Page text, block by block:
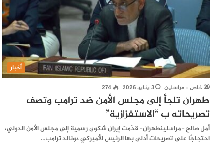
أخبار
خاص - مراسلين 3 يناير، 2026 274
طهران تلجأ إلى مجلس الأمن ضد ترامب وتصف
تصريحاته ب “الاستفزازية”
أمل صالح -مراسلينطهران- قدّمت إيران شكوى رسمية إلى مجلس الأمن الدولي،
احتجاجًا على تصريحات أدلى بها الرئيس الأميركي دونالد ترامب…